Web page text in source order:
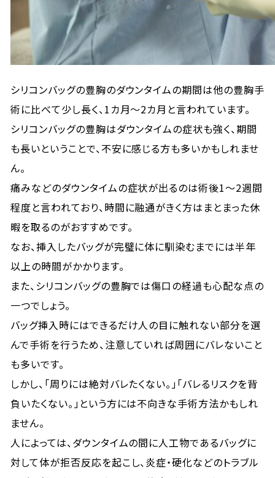
シリコンバッグの豊胸のダウンタイムの期間は他の豊胸手
術に比べて少し長く、1カ月～2カ月と言われています。
シリコンバッグの豊胸はダウンタイムの症状も強く、期間
も長いということで、不安に感じる方も多いかもしれませ
ん。
痛みなどのダウンタイムの症状が出るのは術後1～2週間
程度と言われており、時間に融通がきく方はまとまった休
暇を取るのがおすすめです。
なお、挿入したバッグが完璧に体に馴染むまでには半年
以上の時間がかかります。
また、シリコンバッグの豊胸では傷口の経過も心配な点の
一つでしょう。
バッグ挿入時にはできるだけ人の目に触れない部分を選
んで手術を行うため、注意していれば周囲にバレないこと
も多いです。
しかし、「周りには絶対バレたくない。」「バレるリスクを背
負いたくない。」という方には不向きな手術方法かもしれ
ません。
人によっては、ダウンタイムの間に人工物であるバッグに
対して体が拒否反応を起こし、炎症・硬化などのトラブル